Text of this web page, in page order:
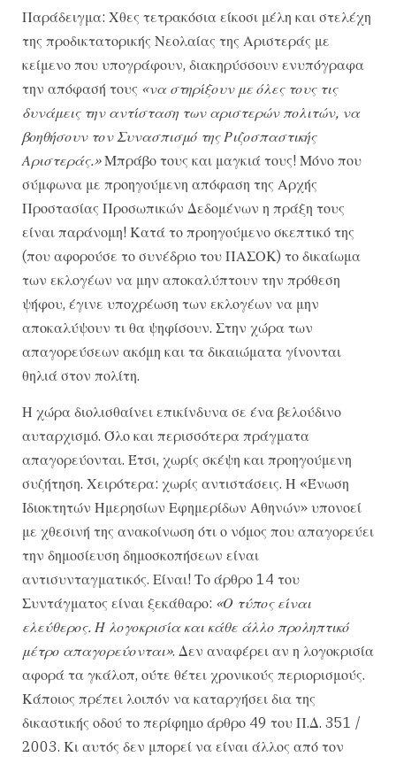
Παράδειγμα: Χθες τετρακόσια είκοσι μέλη και στελέχη
της προδικτατορικής Νεολαίας της Αριστεράς με
κείμενο που υπογράφουν, διακηρύσσουν ενυπόγραφα
την απόφασή τους «να στηρίξουν με όλες τους τις
δυνάμεις την αντίσταση των αριστερών πολιτών, να
βοηθήσουν τον Συνασπισμό της Ριζοσπαστικής
Αριστεράς.»Μπράβο τους και μαγκιά τους! Μόνο που
σύμφωνα με προηγούμενη απόφαση της Αρχής
Προστασίας Προσωπικών Δεδομένων η πράξη τους
είναι παράνομη! Κατά το προηγούμενο σκεπτικό της
(που αφορούσε το συνέδριο του ΠΑΣΟΚ) το δικαίωμα
των εκλογέων να μην αποκαλύπτουν την πρόθεση
ψήφου, έγινε υποχρέωση των εκλογέων να μην
αποκαλύψουν τι θα ψηφίσουν. Στην χώρα των
απαγορεύσεων ακόμη και τα δικαιώματα γίνονται
θηλιά στον πολίτη.
Η χώρα διολισθαίνει επικίνδυνα σε ένα βελούδινο
αυταρχισμό. Όλο και περισσότερα πράγματα
απαγορεύονται. Έτσι, χωρίς σκέψη και προηγούμενη
συζήτηση. Χειρότερα: χωρίς αντιστάσεις. Η «Ένωση
Ιδιοκτητών Ημερησίων Εφημερίδων Αθηνών» υπονοεί
με χθεσινή της ανακοίνωση ότι ο νόμος που απαγορεύει
την δημοσίευση δημοσκοπήσεων είναι
αντισυνταγματικός. Είναι! Το άρθρο 14 του
Συντάγματος είναι ξεκάθαρο: «Ο τύπος είναι
ελεύθερος. Η λογοκρισία και κάθε άλλο προληπτικό
μέτρο απαγορεύονται». Δεν αναφέρει αν η λογοκρισία
αφορά τα γκάλοπ, ούτε θέτει χρονικούς περιορισμούς.
Κάποιος πρέπει λοιπόν να καταργήσει δια της
δικαστικής οδού το περίφημο άρθρο 49 του Π.Δ. 351 /
2003. Κι αυτός δεν μπορεί να είναι άλλος από τον